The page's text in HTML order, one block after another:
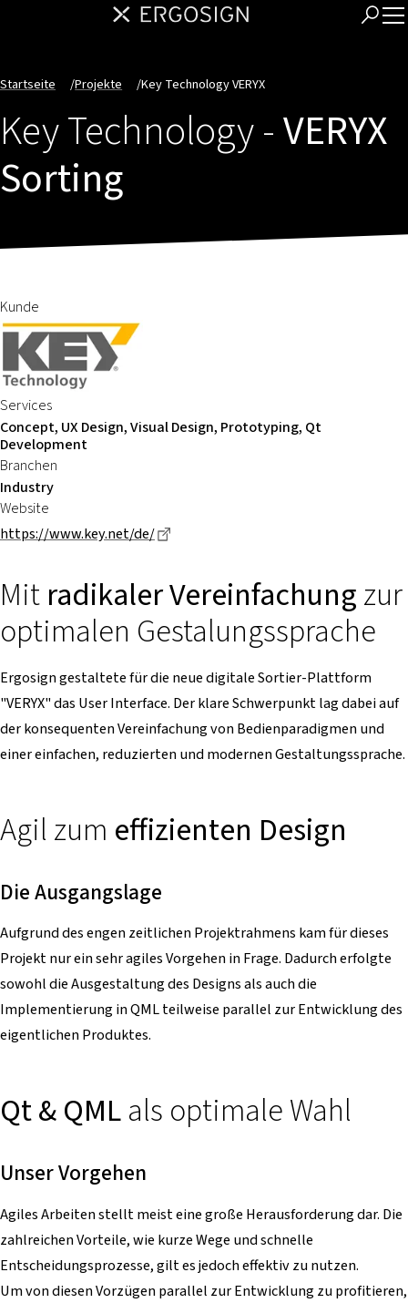
Startseite /Projekte /Key Technology VERYX
Key Technology -VERYX
Sorting
Kunde
Services
Concept, UX Design, Visual Design, Prototyping, Qt
Development
Branchen
Industry
Website
https://www.key.net/de/
Mit radikaler Vereinfachungzur
optimalen Gestalungssprache
Ergosign gestaltete für die neue digitale Sortier-Plattform
"VERYX" das User Interface. Der klare Schwerpunkt lag dabei auf
der konsequenten Vereinfachung von Bedienparadigmen und
einer einfachen, reduzierten und modernen Gestaltungssprache.
Agil zum effizienten Design
Die Ausgangslage
Aufgrund des engen zeitlichen Projektrahmens kam für dieses
Projekt nur ein sehr agiles Vorgehen in Frage. Dadurch erfolgte
sowohl die Ausgestaltung des Designs als auch die
Implementierung in QML teilweise parallel zur Entwicklung des
eigentlichen Produktes.
Qt & QMLals optimale Wahl
Unser Vorgehen
Agiles Arbeiten stellt meist eine große Herausforderung dar. Die
zahlreichen Vorteile, wie kurze Wege und schnelle
Entscheidungsprozesse, gilt es jedoch effektiv zu nutzen.
Um von diesen Vorzügen parallel zur Entwicklung zu profitieren,